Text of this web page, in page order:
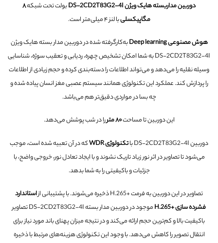
دوربین مداربسته هایک ویژن DS-2CD2T83G2-4I بولت تحت شبکه۸
مگاپیکسلیبا لنز ۴ میلی‌متر است.
هوش مصنوعی Deep learning
به‌کارگرفته شده در دوربین مدار بسته هایک ویژن
DS-2CD2T83G2-4I به شما امکان تشخیص چهره، ردیابی و تعقیب سوژه، شناسایی
وسیله نقلیه را می‌دهد و می‌تواند اطلاعات را دسته‌بندی کرده و حجم زیادی از اطلاعات
را پردازش کند. عملکرد این تکنولوژی همانند سیستم عصبی مغز انسان پیاده شده و
چه بسا در مواردی دقیق‌تر هم می‌باشد.
این دوربین تا مساحت۸۰ متر را در شب پوشش می‌دهد.
دوربین DS-2CD2T83G2-4I با تکنولوژی WDR
که در آن تعبیه شده است، موجب
می‌شود تا تصاویر در اثر نور زیاد تاریک نشوند و با ایجاد تعادل نور، خروجی واضح، با
جزئیات و باکیفیتی را به شما بدهد.
تصاویر در این دوربین به فرمت +H.265 ذخیره می‌شوند. با پشتیبانی از
استاندارد
فشرده سازی +H.265
موجود در دوربین مدار بسته DS-2CD2T83G2-4I تصاویر
باکیفیت بالا و کم‌ترین حجم ارائه می‌کند و در نتیجه میزان پهنای باند مورد نیاز برای
انتقال تصویر را کاهش می‌دهد. با وجود این تکنولوژی هزینه‌های مرتبط با ذخیره